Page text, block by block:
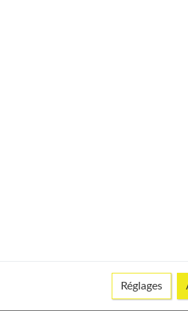
Malgré les précautions, le kyste
sur le dessus du poignet et 5 à 15
Réglages